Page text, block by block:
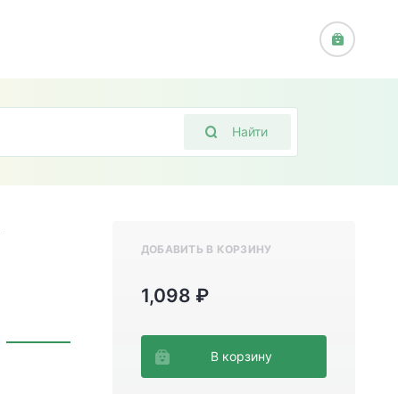
Найти
ДОБАВИТЬ В КОРЗИНУ
1,098 ₽
В корзину